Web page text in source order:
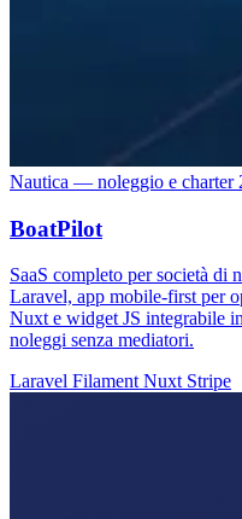
Nautica — noleggio e charter
BoatPilot
SaaS completo per società di
Laravel, app mobile-first per
Nuxt e widget JS integrabile
noleggi senza mediatori.
Laravel Filament Nuxt Stripe